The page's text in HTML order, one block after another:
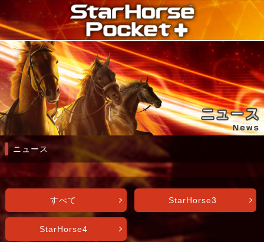
ニュース
すべて StarHorse3
StarHorse4